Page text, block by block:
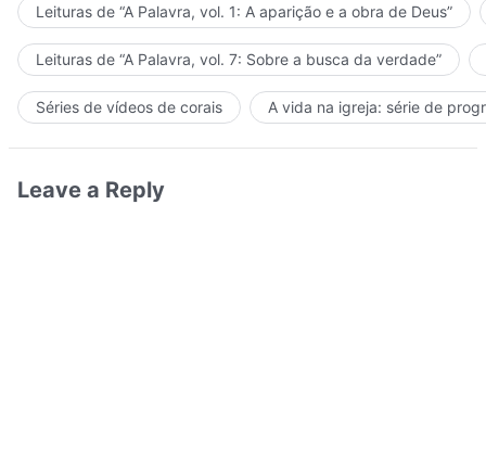
Leituras de “A Palavra, vol. 1: A aparição e a obra de Deus”
Leituras de “A Palavra, vol. 7: Sobre a busca da verdade”
Séries de vídeos de corais A vida na igreja: série de
Leave a Reply